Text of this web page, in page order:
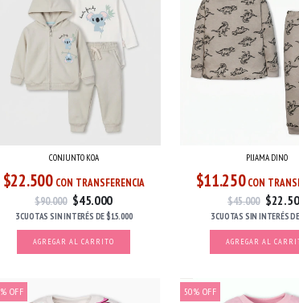
CONJUNTO KOA
$22.500 CON TRANSFERENCIA
$90.000 $45.000
3 CUOTAS SIN INTERÉS DE$15.000
AGREGAR AL CARRITO
PIJAMA DINO
$11.250 CON
$45.000
3 CUOTAS SIN INTERÉSDE
AGREGAR AL
% OFF 50% OFF